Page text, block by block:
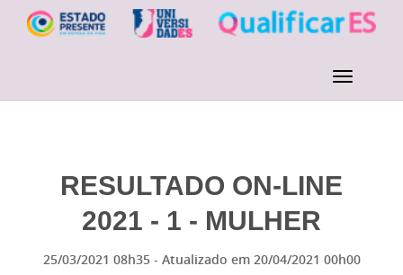
RESULTADO ON-LINE
2021 - 1 - MULHER
25/03/2021 08h35 - Atualizado em 20/04/2021 00h00